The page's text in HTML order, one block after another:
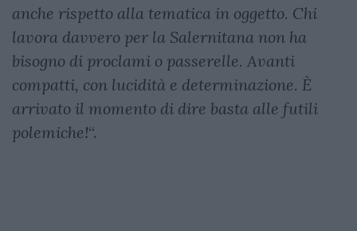
anche rispetto alla tematica in oggetto. Chi
lavora davvero per la Salernitana non ha
bisogno di proclami o passerelle. Avanti
compatti, con lucidità e determinazione. È
arrivato il momento di dire basta alle futili
polemiche!“.